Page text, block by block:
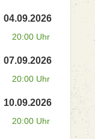
04.09.2026
20:00 Uhr
07.09.2026
20:00 Uhr
10.09.2026
20:00 Uhr